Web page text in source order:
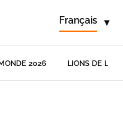
Français ▾
2026 LIONS DE